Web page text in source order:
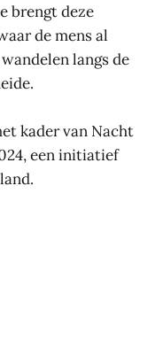
brengt deze
de mens al
langs de
kader van Nacht
een initiatief